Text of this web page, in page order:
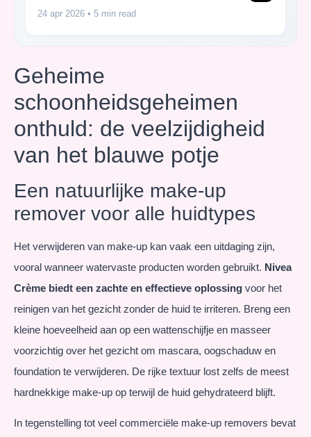
24 apr 2026 • 5 min read
Geheime
schoonheidsgeheimen
onthuld: de veelzijdigheid
van het blauwe potje
Een natuurlijke make-up
remover voor alle huidtypes
Het verwijderen van make-up kan vaak een uitdaging zijn,
vooral wanneer watervaste producten worden gebruikt. Nivea
Crème biedt een zachte en effectieve oplossing voor het
reinigen van het gezicht zonder de huid te irriteren. Breng een
kleine hoeveelheid aan op een wattenschijfje en masseer
voorzichtig over het gezicht om mascara, oogschaduw en
foundation te verwijderen. De rijke textuur lost zelfs de meest
hardnekkige make-up op terwijl de huid gehydrateerd blijft.
In tegenstelling tot veel commerciële make-up removers bevat